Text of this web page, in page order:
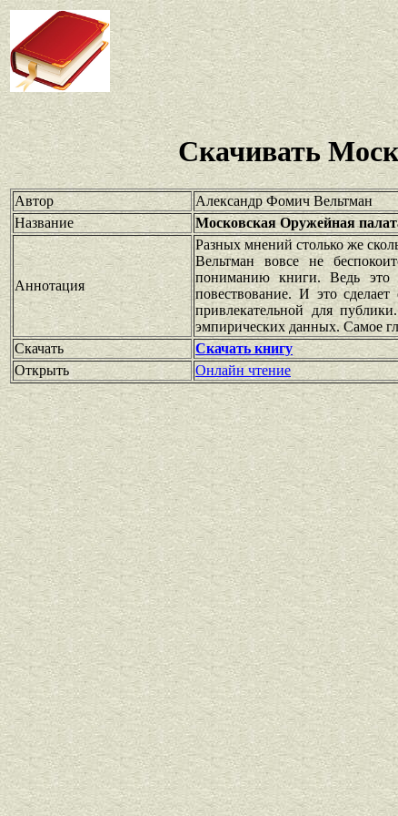
Скачивать
Автор
Александр Фомич Вельтман
Название
Московская Оружейная
Аннотация
Разных мнений столько же
Вельтман вовсе не
пониманию книги. Ведь это
повествование. И это
привлекательной для
эмпирических данных. Самое
Скачать
Скачать книгу
Открыть
Онлайн чтение